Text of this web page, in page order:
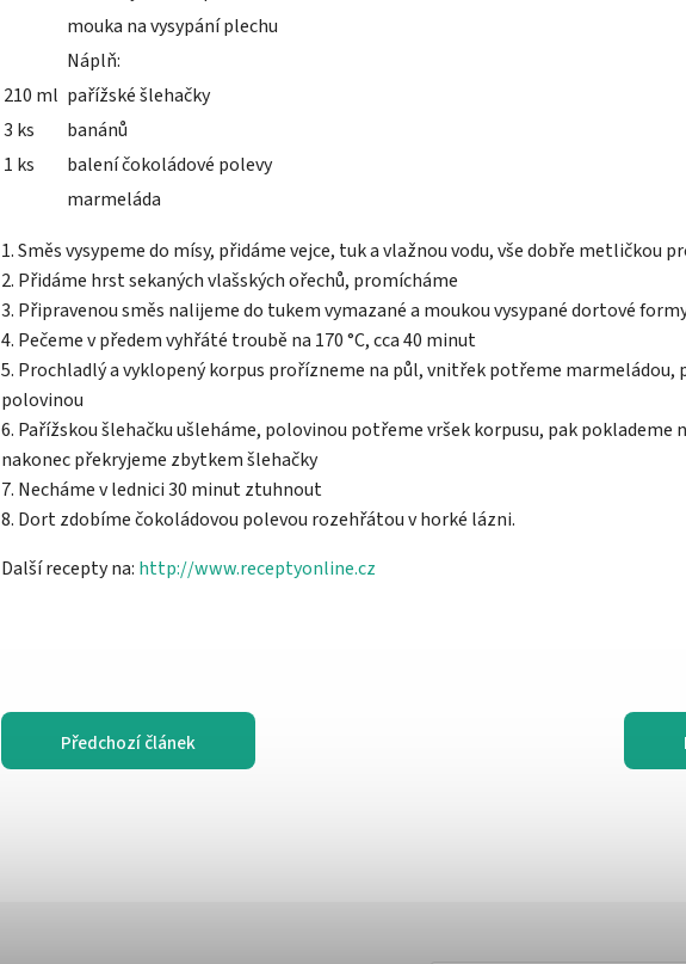
mouka na vysypání plechu
Náplň:
210 ml pařížské šlehačky
3 ks
banánů
1 ks
balení čokoládové polevy
marmeláda
1. Směs vysypeme do mísy, přidáme vejce, tuk a vlažnou vodu, vše dobře metličkou
2. Přidáme hrst sekaných vlašských ořechů, promícháme
3. Připravenou směs nalijeme do tukem vymazané a moukou vysypané dortové
4. Pečeme v předem vyhřáté troubě na 170 °C, cca 40 minut
5. Prochladlý a vyklopený korpus prořízneme na půl, vnitřek potřeme marmeládou,
polovinou
6. Pařížskou šlehačku ušleháme, polovinou potřeme vršek korpusu, pak poklademe
nakonec překryjeme zbytkem šlehačky
7. Necháme v lednici 30 minut ztuhnout
8. Dort zdobíme čokoládovou polevou rozehřátou v horké lázni.
Další recepty na: http://www.receptyonline.cz
Předchozí článek